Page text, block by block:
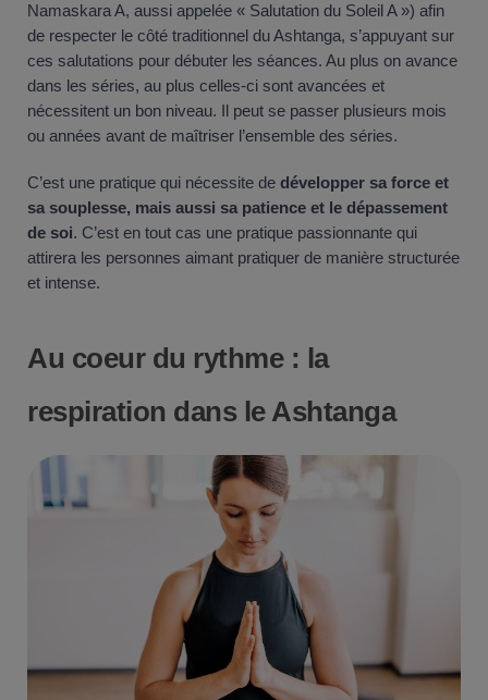
Namaskara A, aussi appelée « Salutation du Soleil A ») afin
de respecter le côté traditionnel du Ashtanga, s’appuyant sur
ces salutations pour débuter les séances. Au plus on avance
dans les séries, au plus celles-ci sont avancées et
nécessitent un bon niveau. Il peut se passer plusieurs mois
ou années avant de maîtriser l’ensemble des séries.
C’est une pratique qui nécessite de développer sa force et
sa souplesse, mais aussi sa patience et le dépassement
de soi. C’est en tout cas une pratique passionnante qui
attirera les personnes aimant pratiquer de manière structurée
et intense.
Au coeur du rythme : la
respiration dans le Ashtanga